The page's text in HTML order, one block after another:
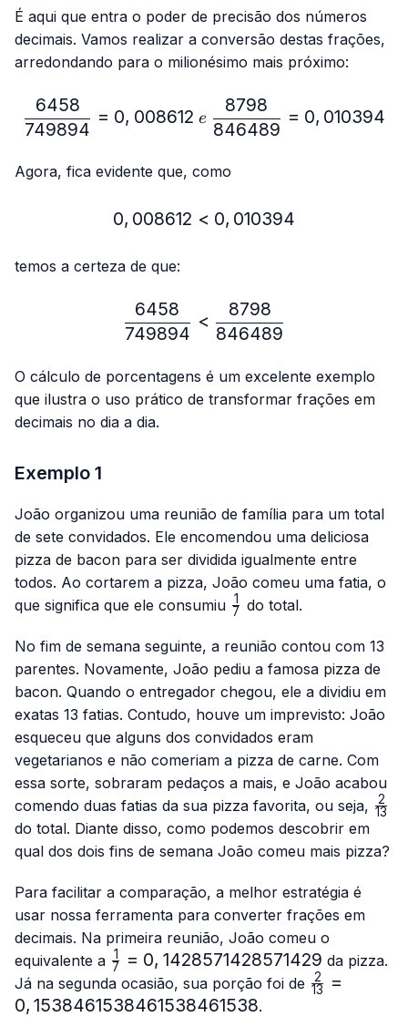
É aqui que entra o poder de precisão dos números
decimais. Vamos realizar a conversão destas frações,
arredondando para o milionésimo mais próximo:
749894
6458
= 0, 008612 e 846489
8798
= 0, 010394
Agora, fica evidente que, como
0,008612 < 0,010394
0, 008612 < 0, 010394
temos a certeza de que:
\frac{6458}{749894} <
749894
6458
<
846489
8798
O cálculo de porcentagens é um excelente exemplo
que ilustra o uso prático de transformar frações em
decimais no dia a dia.
Exemplo 1
João organizou uma reunião de família para um total
de sete convidados. Ele encomendou uma deliciosa
pizza de bacon para ser dividida igualmente entre
todos. Ao cortarem a pizza, João comeu uma fatia, o
que significa que ele consumiu \frac{1}
7
1 do total.
No fim de semana seguinte, a reunião contou com 13
parentes. Novamente, João pediu a famosa pizza de
bacon. Quando o entregador chegou, ele a dividiu em
exatas 13 fatias. Contudo, houve um imprevisto: João
esqueceu que alguns dos convidados eram
vegetarianos e não comeriam a pizza de carne. Com
essa sorte, sobraram pedaços a mais, e João acabou
comendo duas fatias da sua pizza favorita, ou seja, 13
2
do total. Diante disso, como podemos descobrir em
qual dos dois fins de semana João comeu mais pizza?
Para facilitar a comparação, a melhor estratégia é
usar nossa ferramenta para converter frações em
decimais. Na primeira reunião, João comeu o
equivalente a \frac{1}
{7}=0,1428571428571429
7
1 = 0, 1428571428571429 da pizza.
Já na segunda ocasião, sua porção foi de \frac{2}
13
2
=
0, 1538461538461538461538.